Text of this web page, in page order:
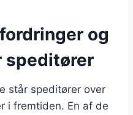
og
speditører
står speditører over
i fremtiden. En af de